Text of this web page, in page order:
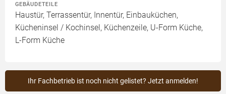
GEBÄUDETEILE
Haustür, Terrassentür, Innentür, Einbauküchen,
Kücheninsel / Kochinsel, Küchenzeile, U-Form Küche,
L-Form Küche
Ihr Fachbetrieb ist noch nicht gelistet? Jetzt anmelden!